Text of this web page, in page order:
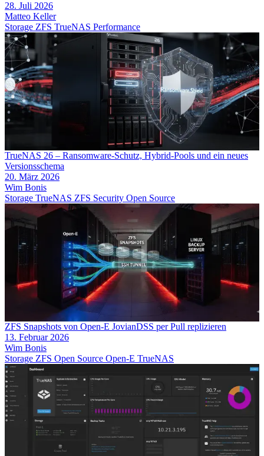
28. Juli 2026
Matteo Keller
Storage ZFS TrueNAS Performance
TrueNAS 26 – Ransomware-Schutz, Hybrid-Pools und ein neues
Versionsschema
20. März 2026
Wim Bonis
Storage TrueNAS ZFS Security Open Source
ZFS Snapshots von Open-E JovianDSS per Pull replizieren
13. Februar 2026
Wim Bonis
Storage ZFS Open Source Open-E TrueNAS